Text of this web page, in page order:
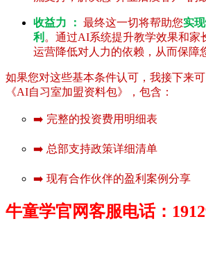
收益力 ： 最终这一切将帮助您实
利 。通过AI系统提升教学效果和家
运营降低对人力的依赖，从而保障
如果您对这些基本条件认可，我接下来
《AI自习室加盟资料包》，包含：
➡️ 完整的投资费用明细表
➡️ 总部支持政策详细清单
➡️ 现有合作伙伴的盈利案例分享
牛童学官网客服电话：